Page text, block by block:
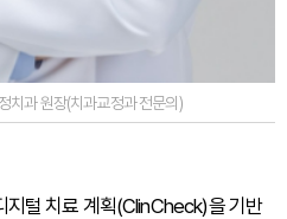
치과 원장(치과교정과 전문의)
지털 치료 계획(ClinCheck)을 기반